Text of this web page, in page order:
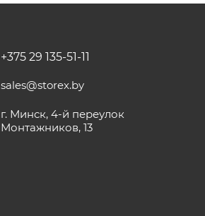
+375 29 135-51-11
sales@storex.by
г. Минск, 4-й переулок
Монтажников, 13